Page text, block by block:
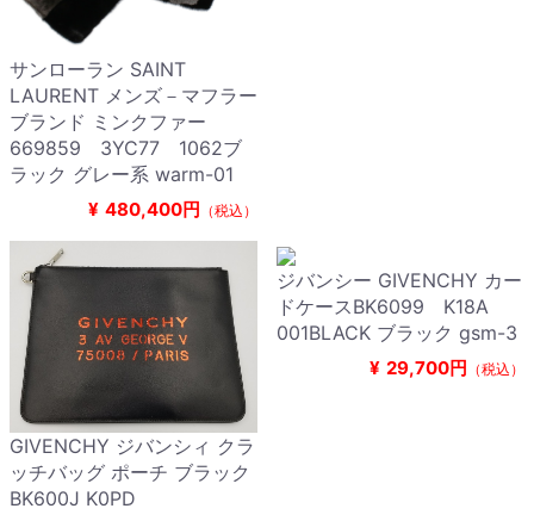
サンローラン SAINT
LAURENT メンズ－マフラー
ブランド ミンクファー
669859 3YC77 1062ブ
ラック グレー系 warm-01
¥ 480,400円 （税込）
GIVENCHY ジバンシィ クラ
ッチバッグ ポーチ ブラック
BK600J K0PD
ジバンシー GIVENCHY カー
ドケースBK6099 K18A
001BLACK ブラック gsm-3
¥ 29,700円 （税込）